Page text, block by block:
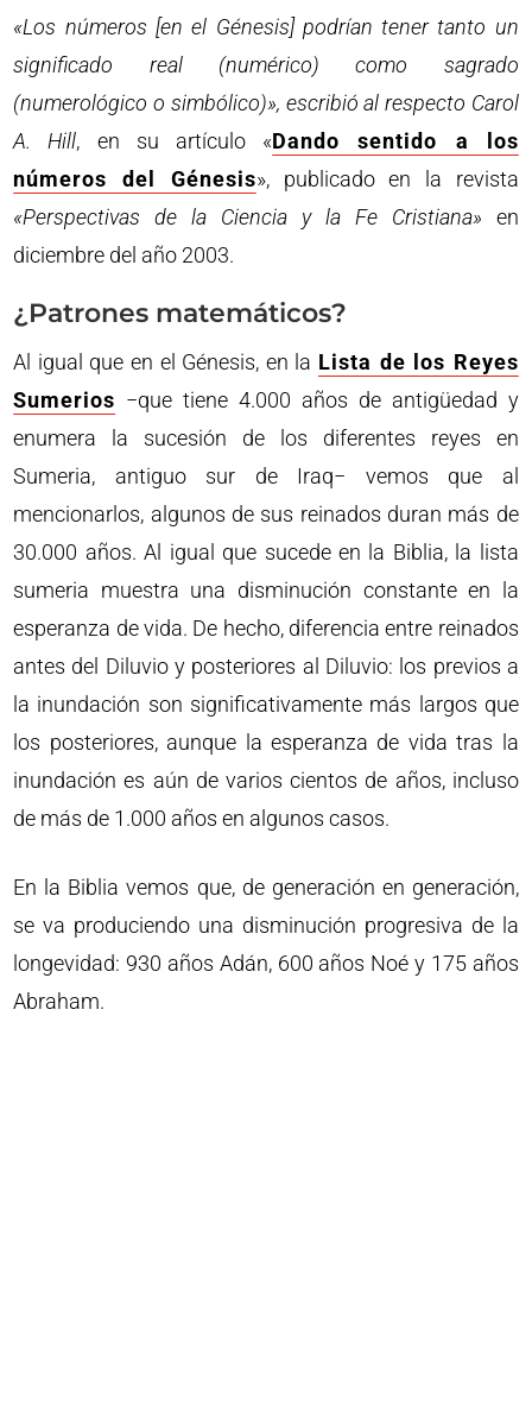
«Los números [en el Génesis] podrían tener tanto un
significado real (numérico) como sagrado
(numerológico o simbólico)», escribió al respecto Carol
A. Hill, en su artículo «Dando sentido a los
números del Génesis», publicado en la revista
«Perspectivas de la Ciencia y la Fe Cristiana» en
diciembre del año 2003.
¿Patrones matemáticos?
Al igual que en el Génesis, en la Lista de los Reyes
Sumerios −que tiene 4.000 años de antigüedad y
enumera la sucesión de los diferentes reyes en
Sumeria, antiguo sur de Iraq− vemos que al
mencionarlos, algunos de sus reinados duran más de
30.000 años. Al igual que sucede en la Biblia, la lista
sumeria muestra una disminución constante en la
esperanza de vida. De hecho, diferencia entre reinados
antes del Diluvio y posteriores al Diluvio: los previos a
la inundación son significativamente más largos que
los posteriores, aunque la esperanza de vida tras la
inundación es aún de varios cientos de años, incluso
de más de 1.000 años en algunos casos.
En la Biblia vemos que, de generación en generación,
se va produciendo una disminución progresiva de la
longevidad: 930 años Adán, 600 años Noé y 175 años
Abraham.